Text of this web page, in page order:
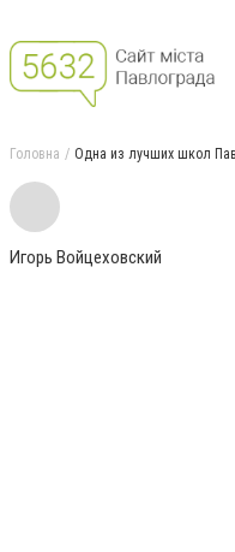
Головна Одна из лучших школ
Игорь Войцеховский